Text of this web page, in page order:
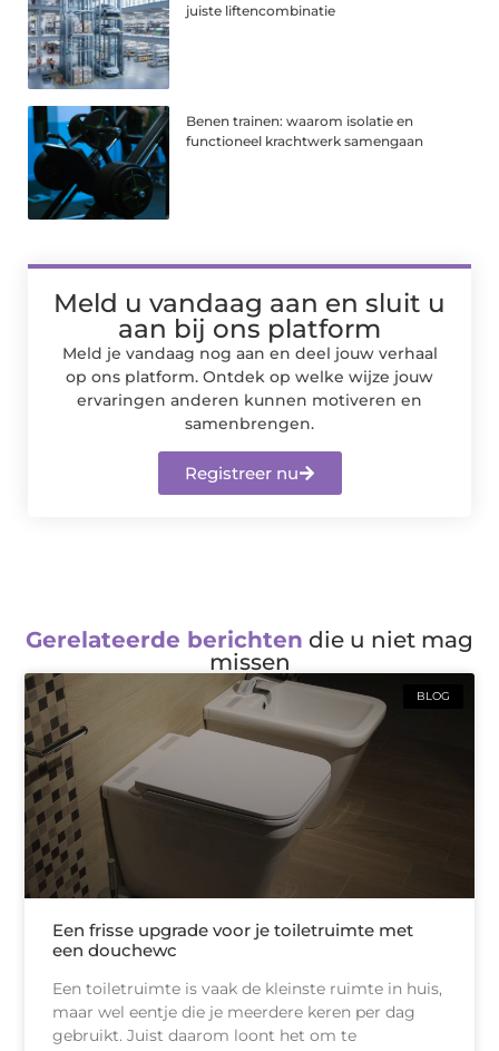
juiste liftencombinatie
Benen trainen: waarom isolatie en
functioneel krachtwerk samengaan
Meld u vandaag aan en sluit u
aan bij ons platform
Meld je vandaag nog aan en deel jouw verhaal
op ons platform. Ontdek op welke wijze jouw
ervaringen anderen kunnen motiveren en
samenbrengen.
Registreer nu
Gerelateerde berichten die u niet mag
missen
BLOG
Een frisse upgrade voor je toiletruimte met
een douchewc
Een toiletruimte is vaak de kleinste ruimte in huis,
maar wel eentje die je meerdere keren per dag
gebruikt. Juist daarom loont het om te